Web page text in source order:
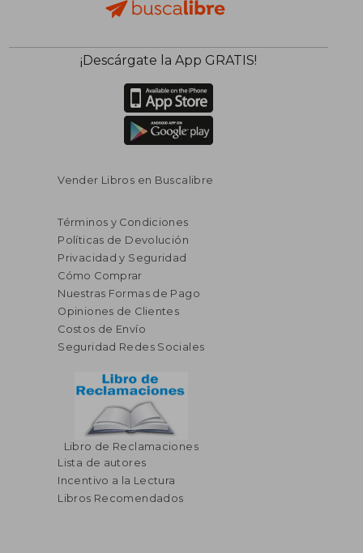
$ 65.36 45%
dcto.
40%
dcto.
$ 85.79
$ 51.47
¡Descárgate la App GRATIS!
Vender Libros en Buscalibre
Términos y Condiciones
Políticas de Devolución
Privacidad y Seguridad
Cómo Comprar
Nuestras Formas de Pago
Opiniones de Clientes
Costos de Envío
Seguridad Redes Sociales
Libro de Reclamaciones
Lista de autores
Incentivo a la Lectura
Libros Recomendados